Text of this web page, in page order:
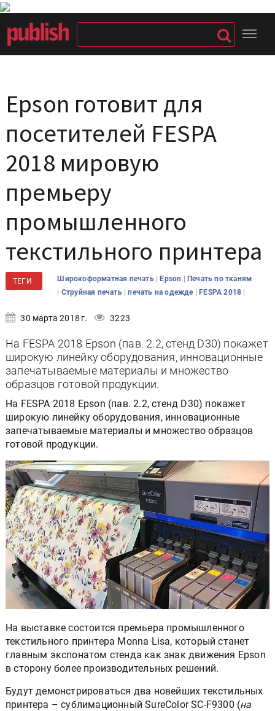
Epson готовит для
посетителей FESPA
2018 мировую
премьеру
промышленного
текстильного принтера
ТЕГИ Широкоформатная печать |Epson |Печать по тканям
| Струйная печать |печать на одежде |FESPA 2018 |
30 марта 2018 г. 3223
На FESPA 2018 Epson (пав. 2.2, стенд D30) покажет
широкую линейку оборудования, инновационные
запечатываемые материалы и множество
образцов готовой продукции.
На FESPA 2018 Epson (пав. 2.2, стенд D30) покажет
широкую линейку оборудования, инновационные
запечатываемые материалы и множество образцов
готовой продукции.
На выставке состоится премьера промышленного
текстильного принтера Monna Lisa, который станет
главным экспонатом стенда как знак движения Epson
в сторону более производительных решений.
Будут демонстрироваться два новейших текстильных
принтера – сублимационный SureColor SC-F9300 (на